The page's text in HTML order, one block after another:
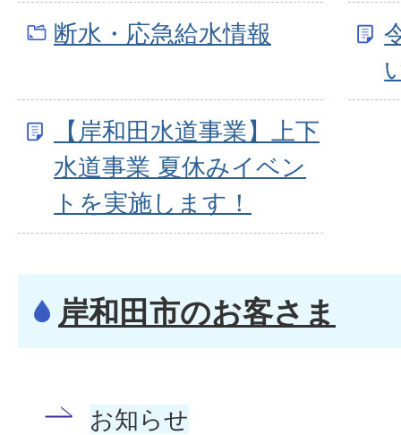
断水・応急給水情報
【岸和田水道事業】上下
水道事業 夏休みイベン
トを実施します！
岸和田市のお客さま
お知らせ